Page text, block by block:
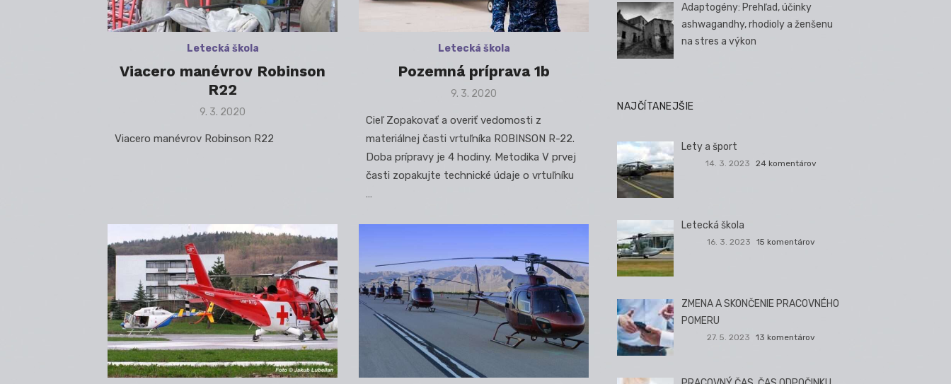
Letecká škola
Viacero manévrov Robinson
R22
Posted
9. 3. 2020
Viacero manévrov Robinson R22
Letecká škola
Pozemná príprava 1b
Posted
9. 3. 2020
Cieľ Zopakovať a overiť vedomosti z
materiálnej časti vrtuľníka ROBINSON R-22.
Doba prípravy je 4 hodiny. Metodika V prvej
časti zopakujte technické údaje o vrtuľníku
…
Adaptogény: Prehľad, účinky
ashwagandhy, rhodioly a ženšenu
na stres a výkon
NAJČÍTANEJŠIE
Lety a šport
14. 3. 2023 24 komentárov
Letecká škola
16. 3. 2023 15 komentárov
ZMENA A SKONČENIE PRACOVNÉHO
POMERU
27. 5. 2023 13 komentárov